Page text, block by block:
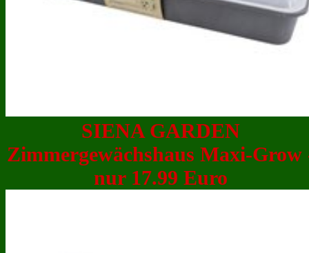
SIENA GARDEN
Zimmergewächshaus Maxi-Grow
nur 17.99 Euro